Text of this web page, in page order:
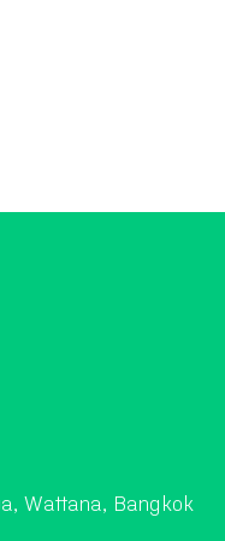
Wattana, Bangkok